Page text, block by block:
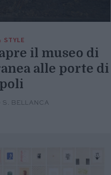
STYLE
il museo di
alle porte di
S. BELLANCA